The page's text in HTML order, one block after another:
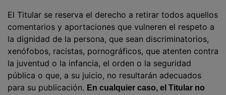
El Titular se reserva el derecho a retirar todos aquellos
comentarios y aportaciones que vulneren el respeto a
la dignidad de la persona, que sean discriminatorios,
xenófobos, racistas, pornográficos, que atenten contra
la juventud o la infancia, el orden o la seguridad
pública o que, a su juicio, no resultarán adecuados
para su publicación. En cualquier caso, el Titular no